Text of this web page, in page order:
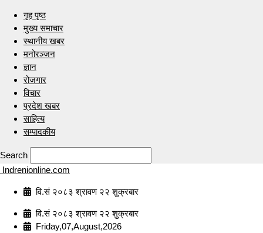
गृह पृष्ठ
मुख्य समाचार
स्थानीय खबर
मनोरञ्जन
ज्ञान
रोजगार
विचार
प्रदेश खबर
साहित्य
सम्पादकीय
Search
Indrenionline.com
वि.सं २०८३ श्रावण २२ शुक्रबार
वि.सं २०८३ श्रावण २२ शुक्रबार
Friday,07,August,2026